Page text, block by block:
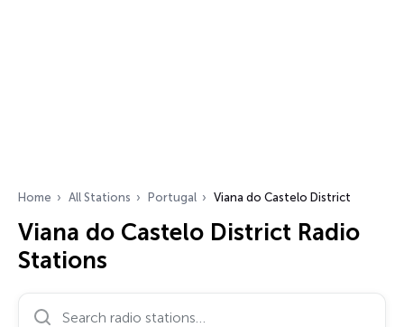
Home All Stations Portugal Viana do Castelo District
Viana do Castelo District Radio
Stations
Search radio stations…